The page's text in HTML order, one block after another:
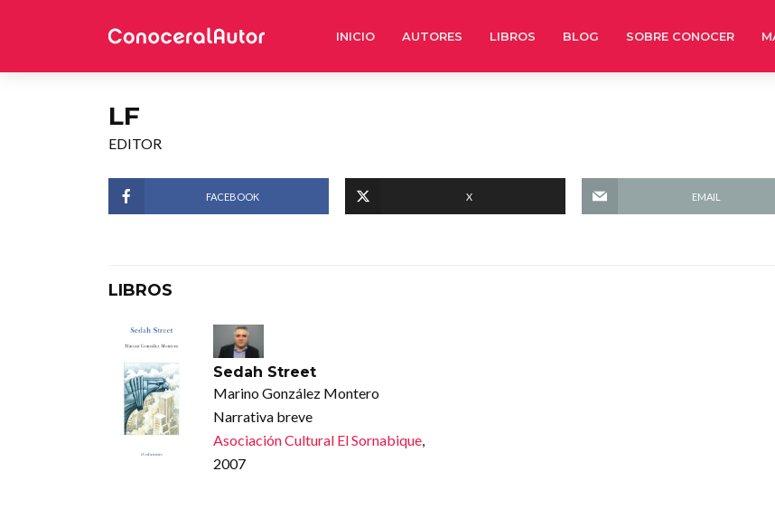
INICIO AUTORES LIBROS BLOG SOBRE CONOCER
LF
EDITOR
FACEBOOK X EMAIL
LIBROS
Sedah Street
Marino González Montero
Narrativa breve
Asociación Cultural El Sornabique,
2007